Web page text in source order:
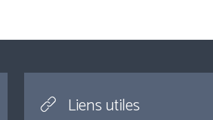
Liens utiles